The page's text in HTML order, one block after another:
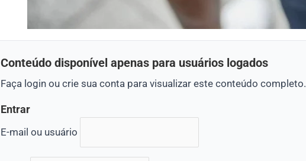
Conteúdo disponível apenas para usuários logados
Faça login ou crie sua conta para visualizar este conteúdo completo.
Entrar
E-mail ou usuário